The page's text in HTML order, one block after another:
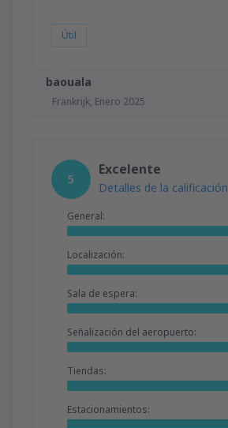
baouala
Frankrijk, Enero 2025
Útil
5
Excelente
Detalles de la calificación
General:
Localización:
Sala de espera:
Señalización del aeropuerto:
Tiendas:
Estacionamientos: